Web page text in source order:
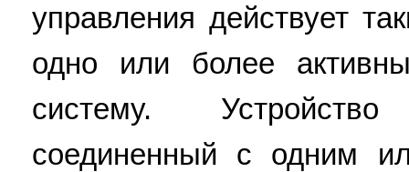
управления действует
одно или более
систему.
соединенный с одним